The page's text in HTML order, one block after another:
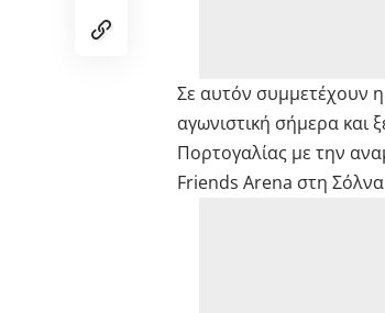
Σε αυτόν συμμετέχουν
αγωνιστική σήμερα και
Πορτογαλίας με την
Friends Arena στη